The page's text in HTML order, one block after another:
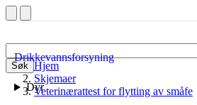
Søk
Drikkevannsforsyning
Dyr
Hjem
Skjemaer
Veterinærattest for flytting av småfe